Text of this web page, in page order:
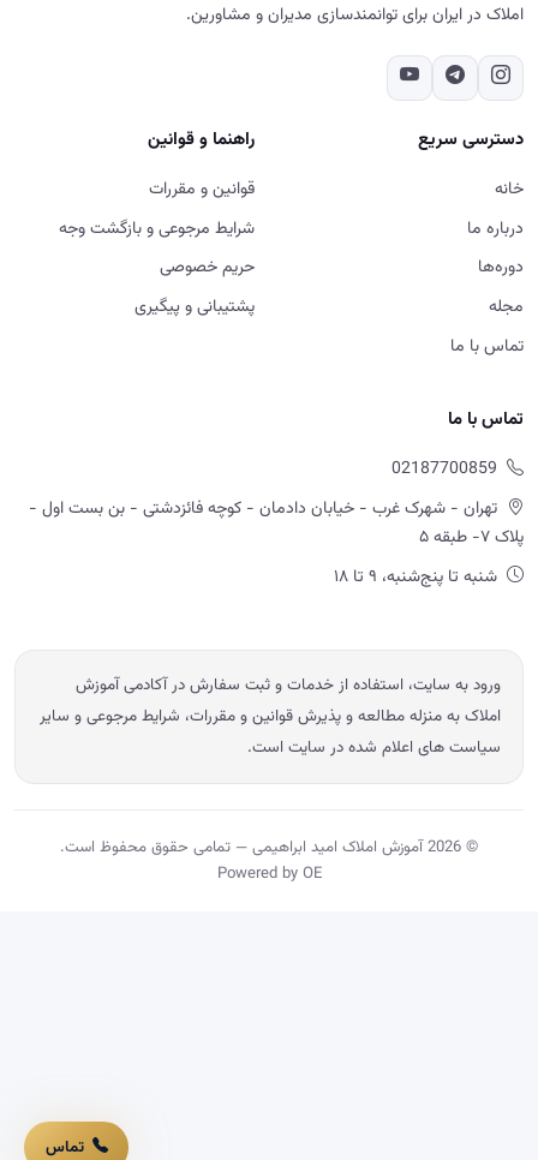
املاک در ایران برای توانمندسازی مدیران و مشاورین.
دسترسی سریع
خانه
درباره ما
دوره‌ها
مجله
تماس با ما
راهنما و قوانین
قوانین و مقررات
شرایط مرجوعی و بازگشت وجه
حریم خصوصی
پشتیبانی و پیگیری
تماس با ما
02187700859
تهران - شهرک غرب - خیابان دادمان - کوچه فائزدشتی - بن بست اول -
پلاک ۷- طبقه ۵
شنبه تا پنج‌شنبه، ۹ تا ۱۸
ورود به سایت، استفاده از خدمات و ثبت سفارش در آکادمی آموزش
املاک به منزله مطالعه و پذیرش قوانین و مقررات، شرایط مرجوعی و سایر
سیاست های اعلام شده در سایت است.
© 2026 آموزش املاک امید ابراهیمی — تمامی حقوق محفوظ است.
Powered by OE
تماس